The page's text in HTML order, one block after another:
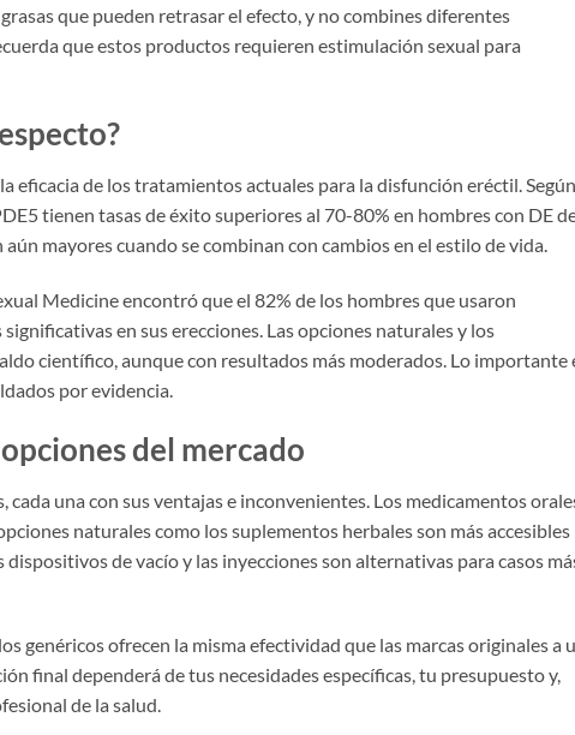
que pueden retrasar el efecto, y no combines diferentes
que estos productos requieren estimulación sexual para
eficacia de los tratamientos actuales para la disfunción eréctil.
tienen tasas de éxito superiores al 70-80% en hombres con DE
mayores cuando se combinan con cambios en el estilo de vida.
Medicine encontró que el 82% de los hombres que usaron
en sus erecciones. Las opciones naturales y los
científico, aunque con resultados más moderados. Lo importante
por evidencia.
del mercado
una con sus ventajas e inconvenientes. Los medicamentos
naturales como los suplementos herbales son más accesibles
de vacío y las inyecciones son alternativas para casos
genéricos ofrecen la misma efectividad que las marcas originales a
final dependerá de tus necesidades específicas, tu presupuesto y,
de la salud.